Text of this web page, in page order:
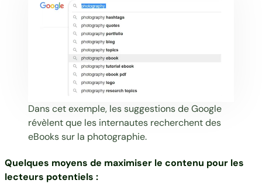
Dans cet exemple, les suggestions de Google
révèlent que les internautes recherchent des
eBooks sur la photographie.
Quelques moyens de maximiser le contenu pour les
lecteurs potentiels :